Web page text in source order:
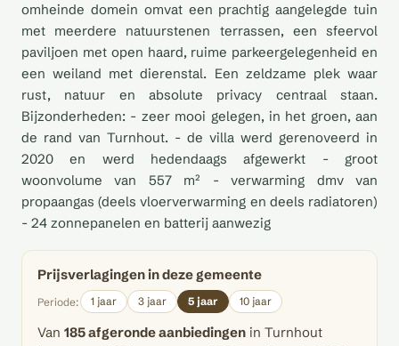
omheinde domein omvat een prachtig aangelegde tuin
met meerdere natuurstenen terrassen, een sfeervol
paviljoen met open haard, ruime parkeergelegenheid en
een weiland met dierenstal. Een zeldzame plek waar
rust, natuur en absolute privacy centraal staan.
Bijzonderheden: - zeer mooi gelegen, in het groen, aan
de rand van Turnhout. - de villa werd gerenoveerd in
2020 en werd hedendaags afgewerkt - groot
woonvolume van 557 m² - verwarming dmv van
propaangas (deels vloerverwarming en deels radiatoren)
- 24 zonnepanelen en batterij aanwezig
Prijsverlagingen in deze gemeente
Periode: 1 jaar 3 jaar 5 jaar 10 jaar
Van 185 afgeronde aanbiedingen in Turnhout